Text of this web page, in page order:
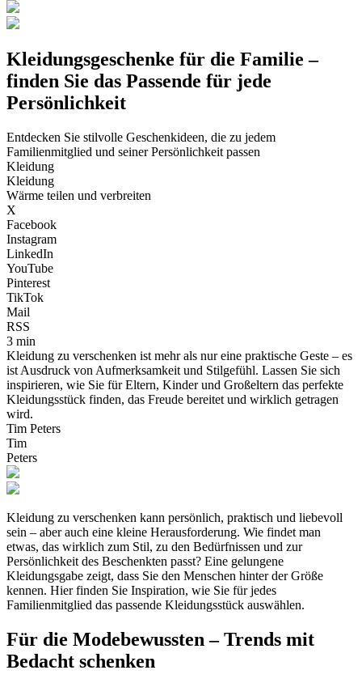
Kleidungsgeschenke für die Familie –
finden Sie das Passende für jede
Persönlichkeit
Entdecken Sie stilvolle Geschenkideen, die zu jedem
Familienmitglied und seiner Persönlichkeit passen
Kleidung
Kleidung
Wärme teilen und verbreiten
X
Facebook
Instagram
LinkedIn
YouTube
Pinterest
TikTok
Mail
RSS
3 min
Kleidung zu verschenken ist mehr als nur eine praktische Geste – es
ist Ausdruck von Aufmerksamkeit und Stilgefühl. Lassen Sie sich
inspirieren, wie Sie für Eltern, Kinder und Großeltern das perfekte
Kleidungsstück finden, das Freude bereitet und wirklich getragen
wird.
Tim Peters
Tim
Peters
Kleidung zu verschenken kann persönlich, praktisch und liebevoll
sein – aber auch eine kleine Herausforderung. Wie findet man
etwas, das wirklich zum Stil, zu den Bedürfnissen und zur
Persönlichkeit des Beschenkten passt? Eine gelungene
Kleidungsgabe zeigt, dass Sie den Menschen hinter der Größe
kennen. Hier finden Sie Inspiration, wie Sie für jedes
Familienmitglied das passende Kleidungsstück auswählen.
Für die Modebewussten – Trends mit
Bedacht schenken